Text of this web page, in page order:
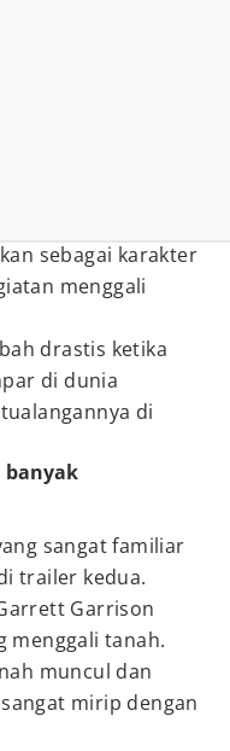
sebagai karakter
menggali
drastis ketika
di dunia
di
banyak
sangat familiar
trailer kedua.
Garrison
menggali tanah.
muncul dan
mirip dengan